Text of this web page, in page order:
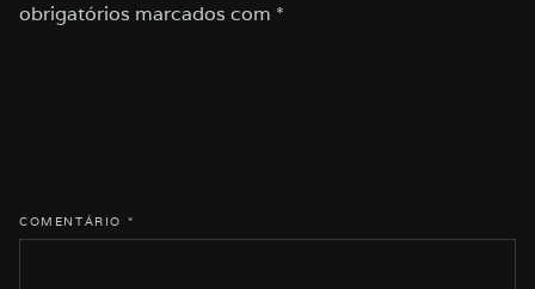
obrigatórios marcados com *
COMENTÁRIO *